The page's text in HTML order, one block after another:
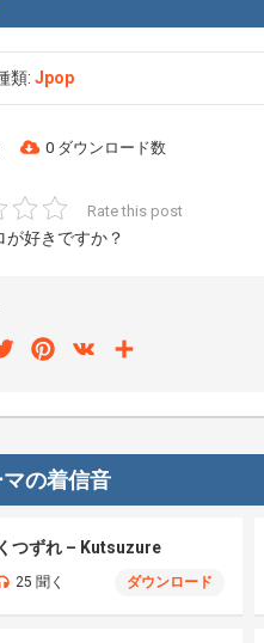
類: Jpop
0 ダウンロード数
Rate this post
が好きですか？
TwitterPinterest
VK
の着信音
くつずれ – Kutsuzure
25 聞く ダウンロード